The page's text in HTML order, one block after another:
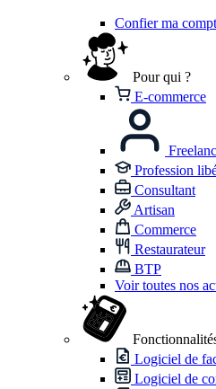
Confier ma
Pour qui ?
E-commerce
Profession
Consultant
Artisan
Commerce
Restaurateur
BTP
Voir toutes nos
Logiciel de
Logiciel de